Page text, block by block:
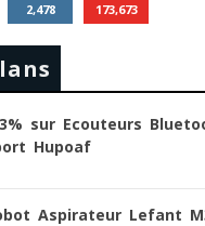
2,478 173,673
sur Ecouteurs
Hupoaf
Aspirateur Lefant